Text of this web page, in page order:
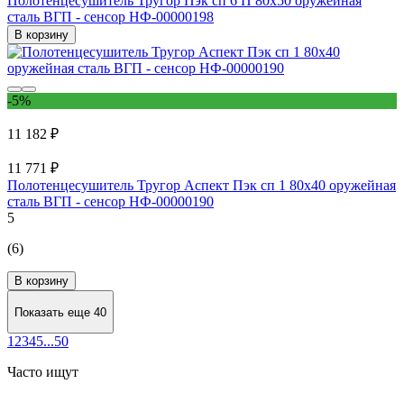
сталь ВГП - сенсор НФ-00000198
В корзину
-5%
11 182 ₽
11 771 ₽
Полотенцесушитель Тругор Аспект Пэк сп 1 80х40 оружейная
сталь ВГП - сенсор НФ-00000190
5
(6)
В корзину
Показать еще 40
1 2345...50
Часто ищут